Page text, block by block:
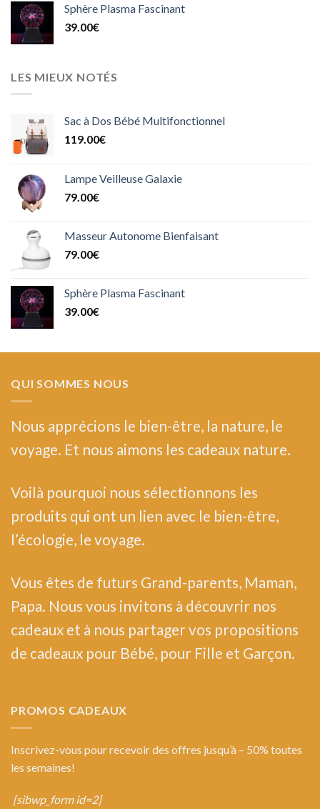
Sphère Plasma Fascinant
39.00€
LES MIEUX NOTÉS
Sac à Dos Bébé Multifonctionnel
119.00€
Lampe Veilleuse Galaxie
79.00€
Masseur Autonome Bienfaisant
79.00€
Sphère Plasma Fascinant
39.00€
QUI SOMMES NOUS
Nous apprécions le bien-être, la nature, le
voyage. Et nous aimons les cadeaux nature.
Voilà pourquoi nous sélectionnons les
produits qui ont un lien avec le bien-être,
l’écologie, le voyage.
Vous êtes de futurs Grand-parents, Maman,
Papa. Nous vous invitons à découvrir nos
cadeaux et à nous partager vos propositions
de cadeaux pour Bébé, pour Fille et Garçon.
PROMOS CADEAUX
Inscrivez-vous pour recevoir des offres jusqu’à – 50% toutes
les semaines!
[sibwp_form id=2]